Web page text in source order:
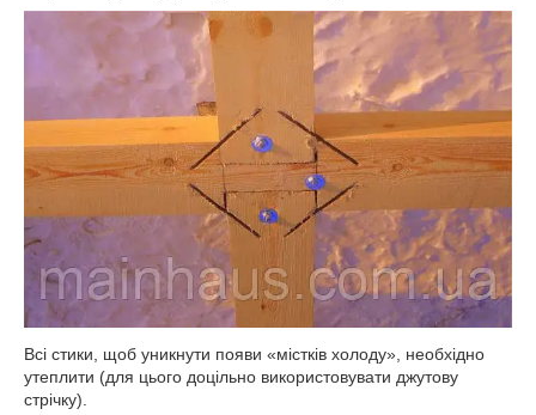
Всі стики, щоб уникнути появи «містків холоду», необхідно
утеплити (для цього доцільно використовувати джутову
стрічку).